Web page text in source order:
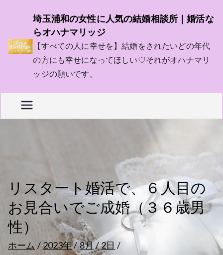
プ
埼玉浦和の女性に人気の結婚相談所｜婚活な
らオハナマリッジ
【すべての人に幸せを】結婚をされたいどの年代
の方にも幸せになってほしい♡それがオハナマリ
ッジの願いです。
リスタート婚活で、６人目の
お見合いでご成婚（３６歳男
性）
ホーム 2023年 8月
2日